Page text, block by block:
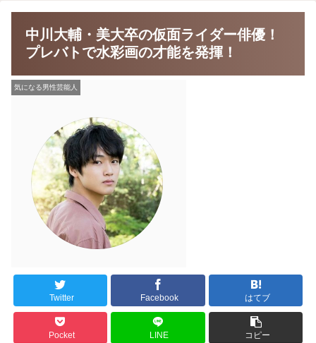
中川大輔・美大卒の仮面ライダー俳優！
プレバトで水彩画の才能を発揮！
気になる男性芸能人
Twitter Facebook はてブ
Pocket LINE コピー